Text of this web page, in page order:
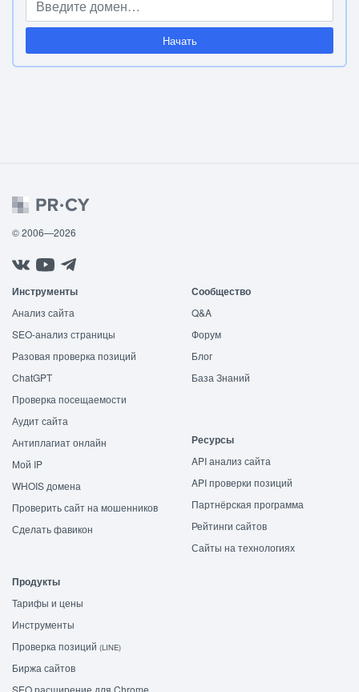
Начать
© 2006—2026
Инструменты
Анализ сайта
SEO-анализ страницы
Разовая проверка позиций
ChatGPT
Проверка посещаемости
Аудит сайта
Антиплагиат онлайн
Мой IP
WHOIS домена
Проверить сайт на мошенников
Сделать фавикон
Сообщество
Q&A
Форум
Блог
База Знаний
Ресурсы
API анализ сайта
API проверки позиций
Партнёрская программа
Рейтинги сайтов
Сайты на технологиях
Продукты
Тарифы и цены
Инструменты
Проверка позиций (LINE)
Биржа сайтов
SEO расширение для Chrome